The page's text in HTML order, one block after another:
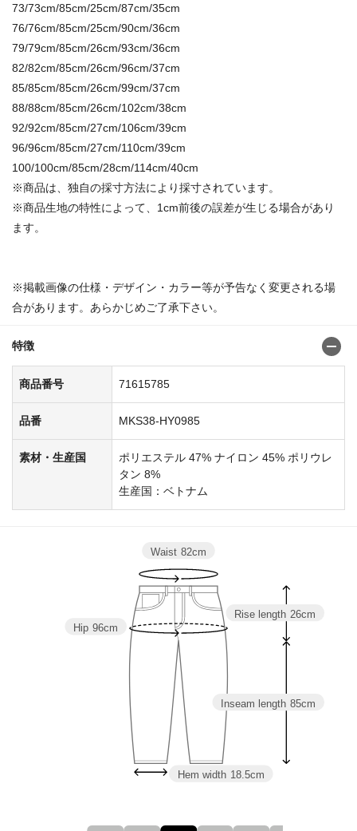
73/73cm/85cm/25cm/87cm/35cm
76/76cm/85cm/25cm/90cm/36cm
79/79cm/85cm/26cm/93cm/36cm
82/82cm/85cm/26cm/96cm/37cm
85/85cm/85cm/26cm/99cm/37cm
88/88cm/85cm/26cm/102cm/38cm
92/92cm/85cm/27cm/106cm/39cm
96/96cm/85cm/27cm/110cm/39cm
100/100cm/85cm/28cm/114cm/40cm
※商品は、独自の採寸方法により採寸されています。
※商品生地の特性によって、1cm前後の誤差が生じる場合があり
ます。
※掲載画像の仕様・デザイン・カラー等が予告なく変更される場
合があります。あらかじめご了承下さい。
特徴
商品番号 71615785
品番 MKS38-HY0985
素材・生産国
ポリエステル 47% ナイロン 45% ポリウレ
タン 8%
生産国：ベトナム
Inseam length 85cm
Rise length 26cm
Hem width 18.5cm
Hip 96cm
Waist 82cm